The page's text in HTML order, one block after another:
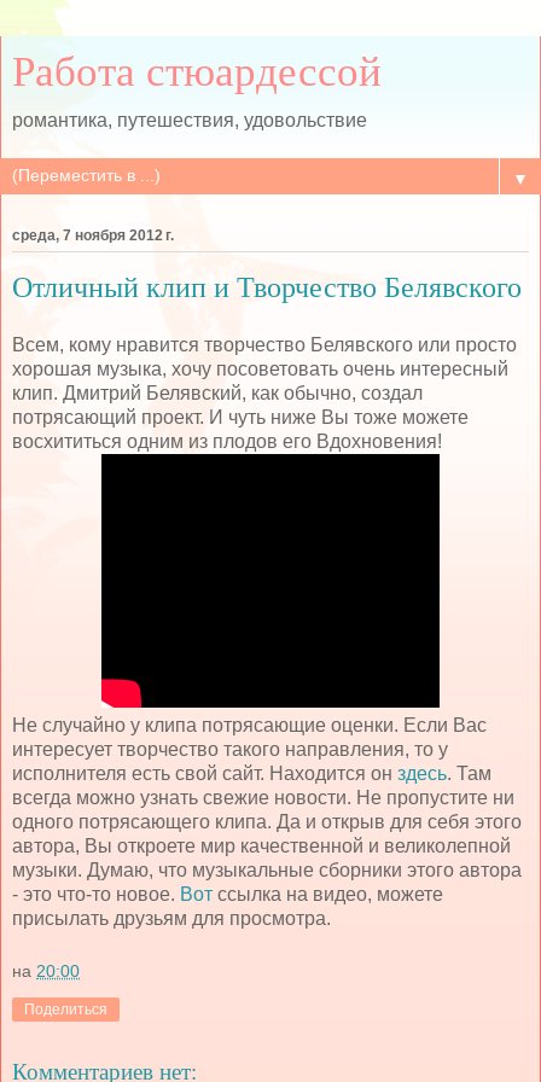
Работа стюардессой
романтика, путешествия, удовольствие
▼
среда, 7 ноября 2012 г.
Отличный клип и Творчество Белявского
Всем, кому нравится творчество Белявского или просто
хорошая музыка, хочу посоветовать очень интересный
клип. Дмитрий Белявский, как обычно, создал
потрясающий проект. И чуть ниже Вы тоже можете
восхититься одним из плодов его Вдохновения!
Не случайно у клипа потрясающие оценки. Если Вас
интересует творчество такого направления, то у
исполнителя есть свой сайт. Находится он здесь. Там
всегда можно узнать свежие новости. Не пропустите ни
одного потрясающего клипа. Да и открыв для себя этого
автора, Вы откроете мир качественной и великолепной
музыки. Думаю, что музыкальные сборники этого автора
- это что-то новое. Вот ссылка на видео, можете
присылать друзьям для просмотра.
на 20:00
Поделиться
Комментариев нет: